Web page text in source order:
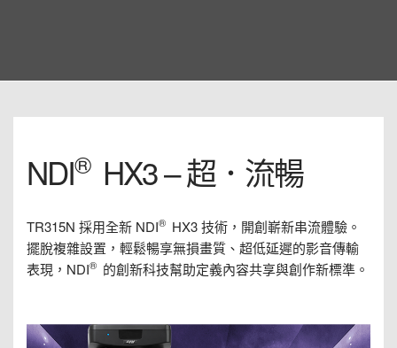
NDI® HX3 – 超．流暢
TR315N 採用全新 NDI® HX3 技術，開創嶄新串流體驗。
擺脫複雜設置，輕鬆暢享無損畫質、超低延遲的影音傳輸
表現，NDI® 的創新科技幫助定義內容共享與創作新標準。